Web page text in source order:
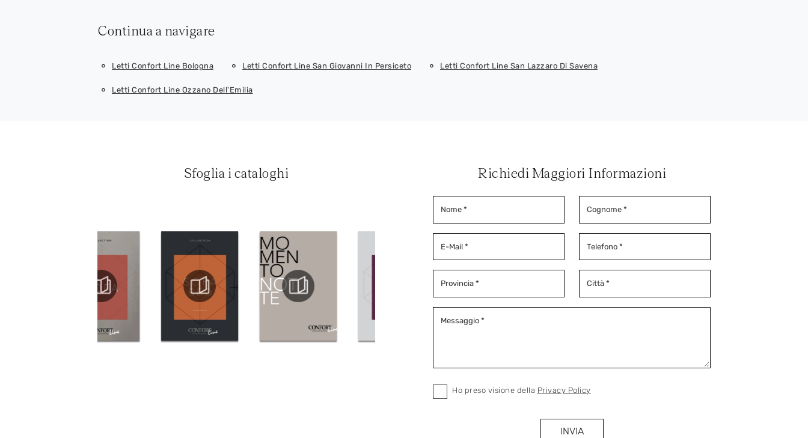
Continua a navigare
Letti Confort Line Bologna Letti Confort Line San Giovanni In Persiceto Letti Confort Line San Lazzaro Di Savena
Letti Confort Line Ozzano Dell'Emilia
Sfoglia i cataloghi Richiedi Maggiori Informazioni
Ho preso visione della Privacy Policy
INVIA